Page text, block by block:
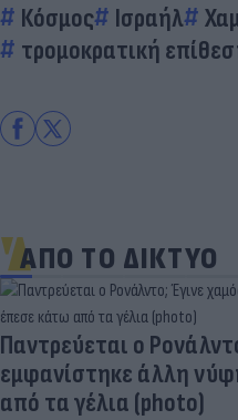
Κόσμος Ισραήλ
τρομοκρατική
ΑΠΟ ΤΟ ΔΙΚΤΥΟ
Παντρεύεται ο
εμφανίστηκε άλλη
από τα γέλια (photo)